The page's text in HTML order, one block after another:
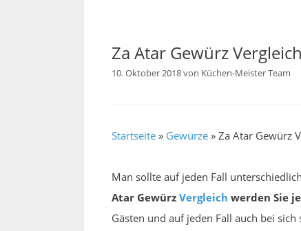
Za Atar Gewürz Vergleich
10. Oktober 2018von Küchen-Meister Team
Startseite » Gewürze » Za Atar Gewürz
Man sollte auf jeden Fall
Atar Gewürz Vergleich werden Sie
Gästen und auf jeden Fall auch bei